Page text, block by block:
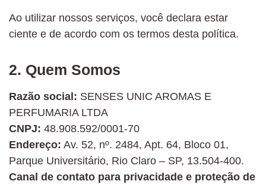
Ao utilizar nossos serviços, você declara estar
ciente e de acordo com os termos desta política.
2. Quem Somos
Razão social: SENSES UNIC AROMAS E
PERFUMARIA LTDA
CNPJ: 48.908.592/0001-70
Endereço: Av. 52, nº. 2484, Apt. 64, Bloco 01,
Parque Universitário, Rio Claro – SP, 13.504-400.
Canal de contato para privacidade e proteção de